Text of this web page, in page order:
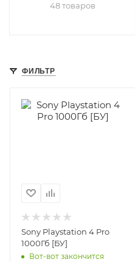
48 товаров
ФИЛЬТР
Sony Playstation 4 Pro
1000Гб [БУ]
Вот-вот закончится